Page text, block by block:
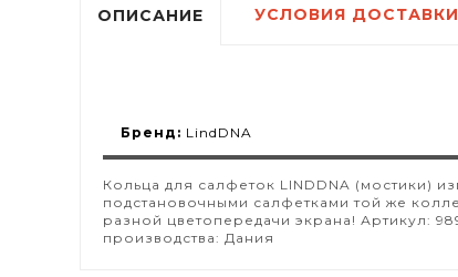
ОПИСАНИЕ
Бренд: LindDNA
Кольца для салфеток LINDDNA (мостики)
подстановочными салфетками той же
разной цветопередачи экрана! Артикул:
производства: Дания
УСЛОВИЯ ДОСТАВКИ